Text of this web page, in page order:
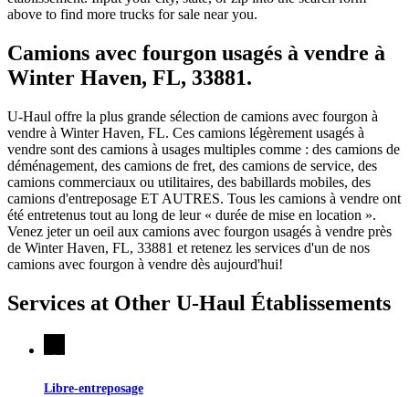
above to find more trucks for sale near you.
Camions avec fourgon usagés à vendre à
Winter Haven, FL, 33881.
U-Haul offre la plus grande sélection de camions avec fourgon à
vendre à Winter Haven, FL. Ces camions légèrement usagés à
vendre sont des camions à usages multiples comme : des camions de
déménagement, des camions de fret, des camions de service, des
camions commerciaux ou utilitaires, des babillards mobiles, des
camions d'entreposage ET AUTRES. Tous les camions à vendre ont
été entretenus tout au long de leur « durée de mise en location ».
Venez jeter un oeil aux camions avec fourgon usagés à vendre près
de Winter Haven, FL, 33881 et retenez les services d'un de nos
camions avec fourgon à vendre dès aujourd'hui!
Services at Other U-Haul Établissements
Libre-entreposage